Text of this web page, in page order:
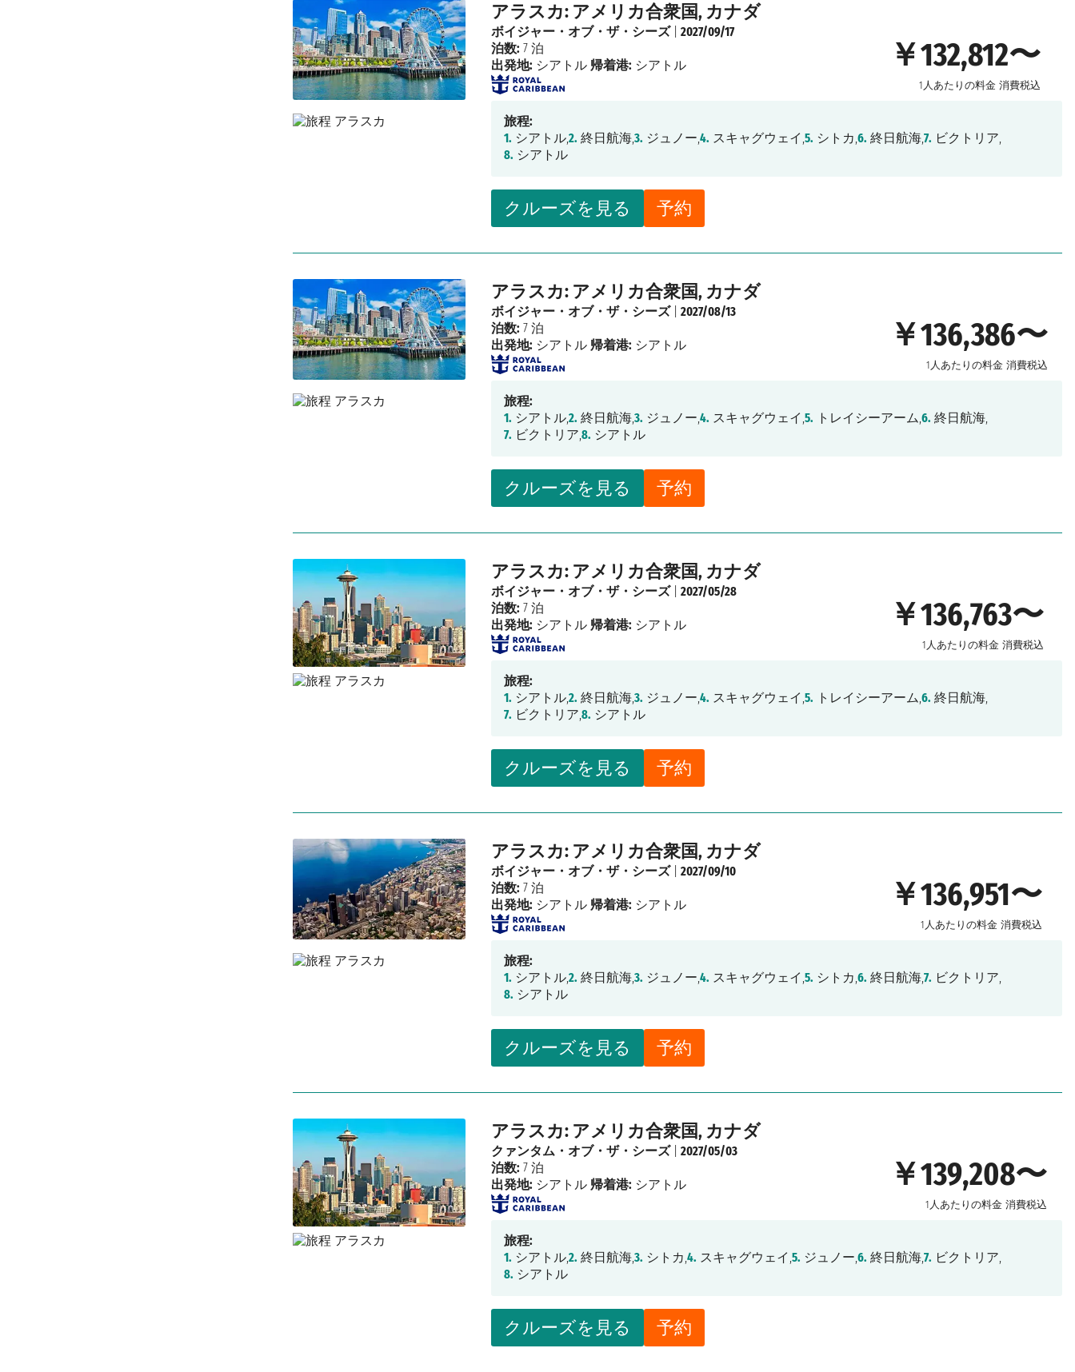
アラスカ: アメリカ合衆国, カナダ
￥132,812〜
1人あたりの料金 消費税込
クルーズを見る 予約
ボイジャー・オブ・ザ・シーズ|2027/09/17
泊数: 7 泊
出発地: シアトル 帰着港: シアトル
旅程:
1. シアトル,2. 終日航海,3. ジュノー,4. スキャグウェイ,5. シトカ,6. 終日航海,7. ビクトリア,
8. シアトル
アラスカ: アメリカ合衆国, カナダ
￥136,386〜
1人あたりの料金 消費税込
クルーズを見る 予約
ボイジャー・オブ・ザ・シーズ|2027/08/13
泊数: 7 泊
出発地: シアトル 帰着港: シアトル
旅程:
1. シアトル,2. 終日航海,3. ジュノー,4. スキャグウェイ,5. トレイシーアーム,6. 終日航海,
7. ビクトリア,8. シアトル
アラスカ: アメリカ合衆国, カナダ
￥136,763〜
1人あたりの料金 消費税込
クルーズを見る 予約
ボイジャー・オブ・ザ・シーズ|2027/05/28
泊数: 7 泊
出発地: シアトル 帰着港: シアトル
旅程:
1. シアトル,2. 終日航海,3. ジュノー,4. スキャグウェイ,5. トレイシーアーム,6. 終日航海,
7. ビクトリア,8. シアトル
アラスカ: アメリカ合衆国, カナダ
￥136,951〜
1人あたりの料金 消費税込
クルーズを見る 予約
ボイジャー・オブ・ザ・シーズ|2027/09/10
泊数: 7 泊
出発地: シアトル 帰着港: シアトル
旅程:
1. シアトル,2. 終日航海,3. ジュノー,4. スキャグウェイ,5. シトカ,6. 終日航海,7. ビクトリア,
8. シアトル
アラスカ: アメリカ合衆国, カナダ
￥139,208〜
1人あたりの料金 消費税込
クルーズを見る 予約
クァンタム・オブ・ザ・シーズ|2027/05/03
泊数: 7 泊
出発地: シアトル 帰着港: シアトル
旅程:
1. シアトル,2. 終日航海,3. シトカ,4. スキャグウェイ,5. ジュノー,6. 終日航海,7. ビクトリア,
8. シアトル